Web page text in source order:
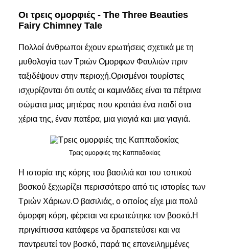
Οι τρεις ομορφιές - The Three Beauties
Fairy Chimney Tale
Πολλοί άνθρωποι έχουν ερωτήσεις σχετικά με τη
μυθολογία των Τριών Ομορφων Φαυλιών πριν
ταξιδέψουν στην περιοχή.Ορισμένοι τουρίστες
ισχυρίζονται ότι αυτές οι καμινάδες είναι τα πέτρινα
σώματα μιας μητέρας που κρατάει ένα παιδί στα
χέρια της, έναν πατέρα, μια γιαγιά και μια γιαγιά.
Τρεις ομορφιές της Καππαδοκίας
Η ιστορία της κόρης του βασιλιά και του τοπικού
βοσκού ξεχωρίζει περισσότερο από τις ιστορίες των
Τριών Χάριων.Ο βασιλιάς, ο οποίος είχε μια πολύ
όμορφη κόρη, φέρεται να ερωτεύτηκε τον βοσκό.Η
πριγκίπισσα κατάφερε να δραπετεύσει και να
παντρευτεί τον βοσκό, παρά τις επανειλημμένες